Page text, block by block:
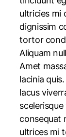
ultricies mi
dignissim
tortor
Aliquam
Amet
lacinia
lacus
consequat
ultrices mi